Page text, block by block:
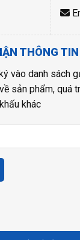
THÔNG TIN
vào danh sách
sản phẩm, quá
khác